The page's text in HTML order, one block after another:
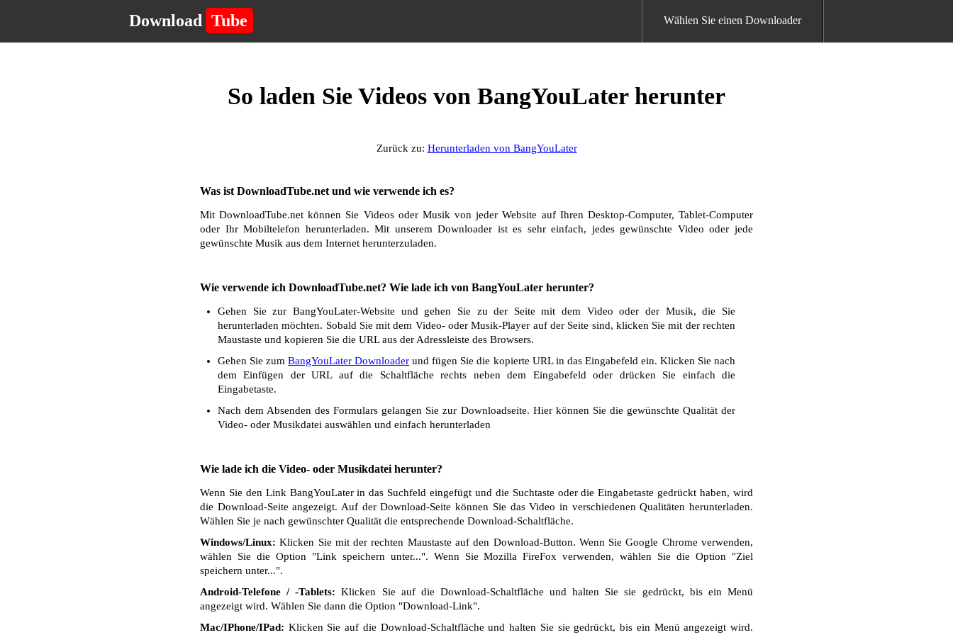
Download Tube Wählen Sie einen Downloader
So laden Sie Videos von BangYouLater herunter
Zurück zu: Herunterladen von BangYouLater
Was ist DownloadTube.net und wie verwende ich es?
Mit DownloadTube.net können Sie Videos oder Musik von jeder Website auf Ihren Desktop-Computer, Tablet-Computer
oder Ihr Mobiltelefon herunterladen. Mit unserem Downloader ist es sehr einfach, jedes gewünschte Video oder jede
gewünschte Musik aus dem Internet herunterzuladen.
Wie verwende ich DownloadTube.net? Wie lade ich von BangYouLater herunter?
Gehen Sie zur BangYouLater-Website und gehen Sie zu der Seite mit dem Video oder der Musik, die Sie
herunterladen möchten. Sobald Sie mit dem Video- oder Musik-Player auf der Seite sind, klicken Sie mit der rechten
Maustaste und kopieren Sie die URL aus der Adressleiste des Browsers.
Gehen Sie zumBangYouLater Downloader und fügen Sie die kopierte URL in das Eingabefeld ein. Klicken Sie nach
dem Einfügen der URL auf die Schaltfläche rechts neben dem Eingabefeld oder drücken Sie einfach die
Eingabetaste.
Nach dem Absenden des Formulars gelangen Sie zur Downloadseite. Hier können Sie die gewünschte Qualität der
Video- oder Musikdatei auswählen und einfach herunterladen
Wie lade ich die Video- oder Musikdatei herunter?
Wenn Sie den Link BangYouLater in das Suchfeld eingefügt und die Suchtaste oder die Eingabetaste gedrückt haben, wird
die Download-Seite angezeigt. Auf der Download-Seite können Sie das Video in verschiedenen Qualitäten herunterladen.
Wählen Sie je nach gewünschter Qualität die entsprechende Download-Schaltfläche.
Windows/Linux: Klicken Sie mit der rechten Maustaste auf den Download-Button. Wenn Sie Google Chrome verwenden,
wählen Sie die Option "Link speichern unter...". Wenn Sie Mozilla FireFox verwenden, wählen Sie die Option "Ziel
speichern unter...".
Android-Telefone / -Tablets: Klicken Sie auf die Download-Schaltfläche und halten Sie sie gedrückt, bis ein Menü
angezeigt wird. Wählen Sie dann die Option "Download-Link".
Mac/IPhone/IPad: Klicken Sie auf die Download-Schaltfläche und halten Sie sie gedrückt, bis ein Menü angezeigt wird.